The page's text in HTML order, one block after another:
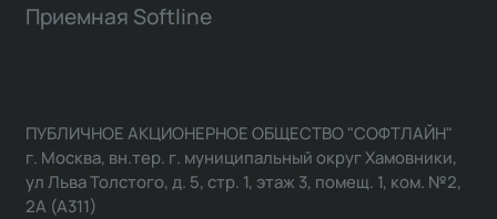
Приемная Softline
ПУБЛИЧНОЕ АКЦИОНЕРНОЕ ОБЩЕСТВО "СОФТЛАЙН"
г. Москва, вн.тер. г. муниципальный округ Хамовники,
ул Льва Толстого, д. 5, стр. 1, этаж 3, помещ. 1, ком. №2,
2А (А311)